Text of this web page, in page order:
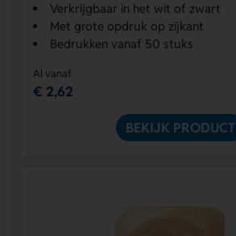
Verkrijgbaar in het wit of zwart
Met grote opdruk op zijkant
Bedrukken vanaf 50 stuks
Al vanaf
€ 2,62
BEKIJK PRODUCT